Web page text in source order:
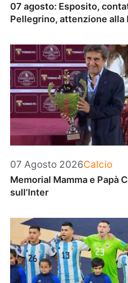
07 agosto: Esposito,
Pellegrino, attenzione alla
07 Agosto 2026Categorie
Calcio
Memorial Mamma e Papà
sull’Inter